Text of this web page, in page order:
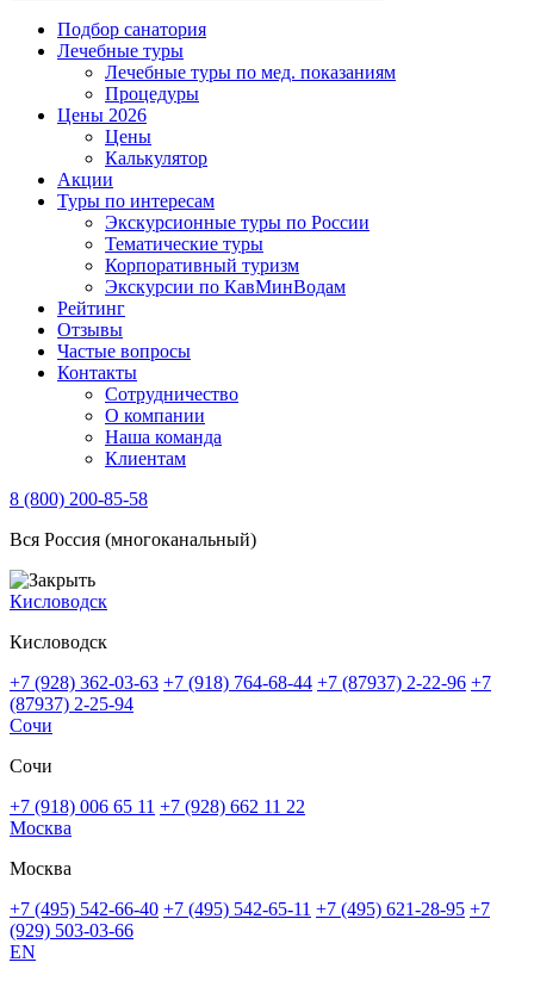
Подбор санатория
Лечебные туры
Лечебные туры по мед. показаниям
Процедуры
Цены 2026
Цены
Калькулятор
Акции
Туры по интересам
Экскурсионные туры по России
Тематические туры
Корпоративный туризм
Экскурсии по КавМинВодам
Рейтинг
Отзывы
Частые вопросы
Контакты
Сотрудничество
О компании
Наша команда
Клиентам
8 (800) 200-85-58
Вся Россия (многоканальный)
Кисловодск
Кисловодск
+7 (928) 362-03-63 +7 (918) 764-68-44 +7 (87937) 2-22-96 +7
(87937) 2-25-94
Сочи
Сочи
+7 (918) 006 65 11 +7 (928) 662 11 22
Москва
Москва
+7 (495) 542-66-40 +7 (495) 542-65-11 +7 (495) 621-28-95 +7
(929) 503-03-66
EN